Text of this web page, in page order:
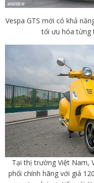
Vespa GTS mới có khả
tối ưu hóa từng
Tại thị trường Việt Nam,
phối chính hãng với giá